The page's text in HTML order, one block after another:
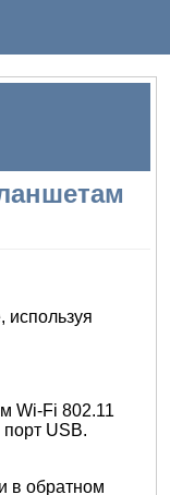
используя
Wi-Fi 802.11
USB.
в обратном